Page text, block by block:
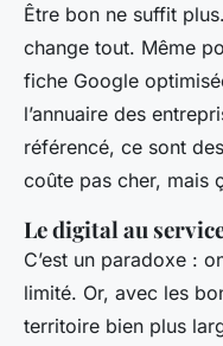
Être bon ne suffit
change tout. Même
fiche Google
l’annuaire des
référencé, ce sont
coûte pas cher, mais
Le digital au
C’est un paradoxe :
limité. Or, avec les
territoire bien plus